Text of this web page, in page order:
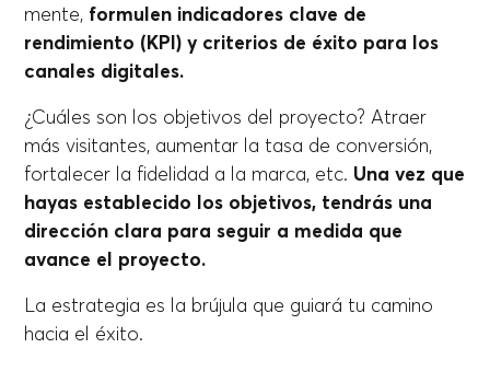
mente, formulen indicadores clave de
rendimiento (KPI) y criterios de éxito para los
canales digitales.
¿Cuáles son los objetivos del proyecto? Atraer
más visitantes, aumentar la tasa de conversión,
fortalecer la fidelidad a la marca, etc. Una vez que
hayas establecido los objetivos, tendrás una
dirección clara para seguir a medida que
avance el proyecto.
La estrategia es la brújula que guiará tu camino
hacia el éxito.